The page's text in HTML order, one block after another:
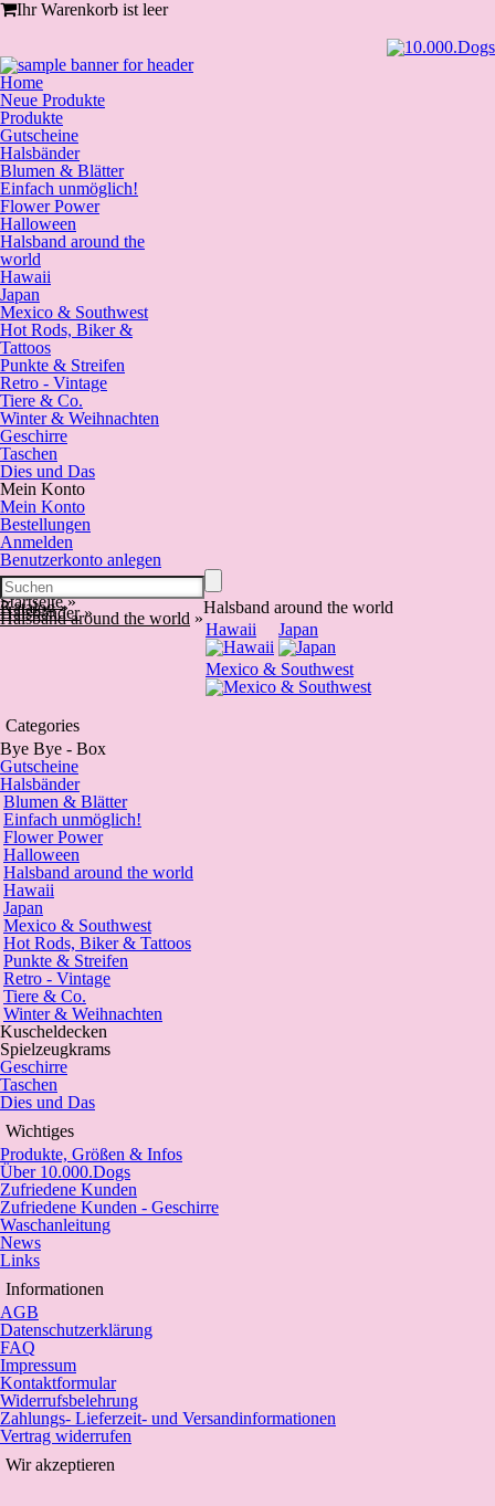
Ihr Warenkorb ist leer
Home
Neue Produkte
Produkte
Gutscheine
Halsbänder
Blumen & Blätter
Einfach unmöglich!
Flower Power
Halloween
Halsband around the
world
Hawaii
Japan
Mexico & Southwest
Hot Rods, Biker &
Tattoos
Punkte & Streifen
Retro - Vintage
Tiere & Co.
Winter & Weihnachten
Geschirre
Taschen
Dies und Das
Mein Konto
Mein Konto
Bestellungen
Anmelden
Benutzerkonto anlegen
Startseite »
Katalog »
Halsbänder »
Halsband around the world »
Halsband around the world
Hawaii
Japan
Mexico & Southwest
Categories
Bye Bye - Box
Gutscheine
Halsbänder
Blumen & Blätter
Einfach unmöglich!
Flower Power
Halloween
Halsband around the world
Hawaii
Japan
Mexico & Southwest
Hot Rods, Biker & Tattoos
Punkte & Streifen
Retro - Vintage
Tiere & Co.
Winter & Weihnachten
Kuscheldecken
Spielzeugkrams
Geschirre
Taschen
Dies und Das
Wichtiges
Produkte, Größen & Infos
Über 10.000.Dogs
Zufriedene Kunden
Zufriedene Kunden - Geschirre
Waschanleitung
News
Links
Informationen
AGB
Datenschutzerklärung
FAQ
Impressum
Kontaktformular
Widerrufsbelehrung
Zahlungs- Lieferzeit- und Versandinformationen
Vertrag widerrufen
Wir akzeptieren